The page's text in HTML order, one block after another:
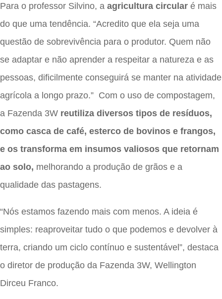
Para o professor Silvino, a agricultura circular é mais
do que uma tendência. “Acredito que ela seja uma
questão de sobrevivência para o produtor. Quem não
se adaptar e não aprender a respeitar a natureza e as
pessoas, dificilmente conseguirá se manter na atividade
agrícola a longo prazo.” Com o uso de compostagem,
a Fazenda 3W reutiliza diversos tipos de resíduos,
como casca de café, esterco de bovinos e frangos,
e os transforma em insumos valiosos que retornam
ao solo, melhorando a produção de grãos e a
qualidade das pastagens.
“Nós estamos fazendo mais com menos. A ideia é
simples: reaproveitar tudo o que podemos e devolver à
terra, criando um ciclo contínuo e sustentável”, destaca
o diretor de produção da Fazenda 3W, Wellington
Dirceu Franco.